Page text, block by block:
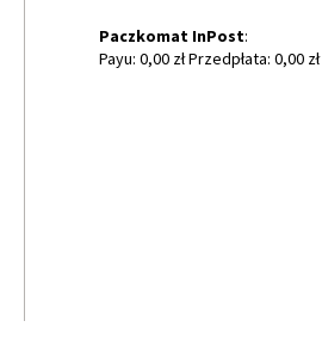
Paczkomat InPost:
Payu: 0,00 zł Przedpłata: 0,00 zł